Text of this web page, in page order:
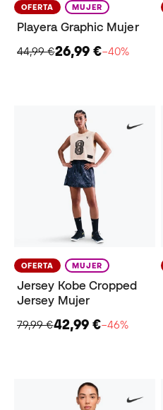
OFERTA MUJER
Playera Graphic Mujer
44,99 €26,99 €−40%
OFERTA MUJER
Jersey Kobe Cropped
Jersey Mujer
79,99 €42,99 €−46%